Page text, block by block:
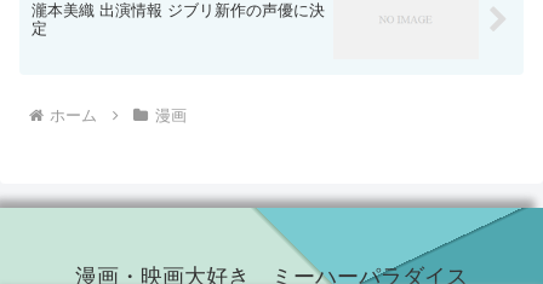
瀧本美織 出演情報 ジブリ新作の声優に決
定
ホーム 漫画
漫画・映画大好き ミーハーパラダイス